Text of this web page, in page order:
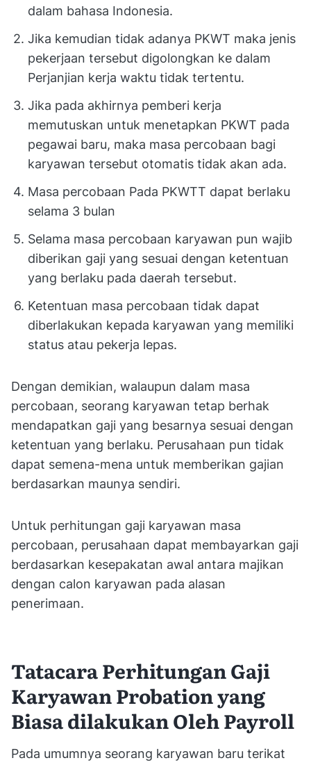
dalam bahasa Indonesia.
Jika kemudian tidak adanya PKWT maka jenis
pekerjaan tersebut digolongkan ke dalam
Perjanjian kerja waktu tidak tertentu.
Jika pada akhirnya pemberi kerja
memutuskan untuk menetapkan PKWT pada
pegawai baru, maka masa percobaan bagi
karyawan tersebut otomatis tidak akan ada.
Masa percobaan Pada PKWTT dapat berlaku
selama 3 bulan
Selama masa percobaan karyawan pun wajib
diberikan gaji yang sesuai dengan ketentuan
yang berlaku pada daerah tersebut.
Ketentuan masa percobaan tidak dapat
diberlakukan kepada karyawan yang memiliki
status atau pekerja lepas.
Dengan demikian, walaupun dalam masa
percobaan, seorang karyawan tetap berhak
mendapatkan gaji yang besarnya sesuai dengan
ketentuan yang berlaku. Perusahaan pun tidak
dapat semena-mena untuk memberikan gajian
berdasarkan maunya sendiri.
Untuk perhitungan gaji karyawan masa
percobaan, perusahaan dapat membayarkan gaji
berdasarkan kesepakatan awal antara majikan
dengan calon karyawan pada alasan
penerimaan.
Tatacara Perhitungan Gaji
Karyawan Probation yang
Biasa dilakukan Oleh Payroll
Pada umumnya seorang karyawan baru terikat